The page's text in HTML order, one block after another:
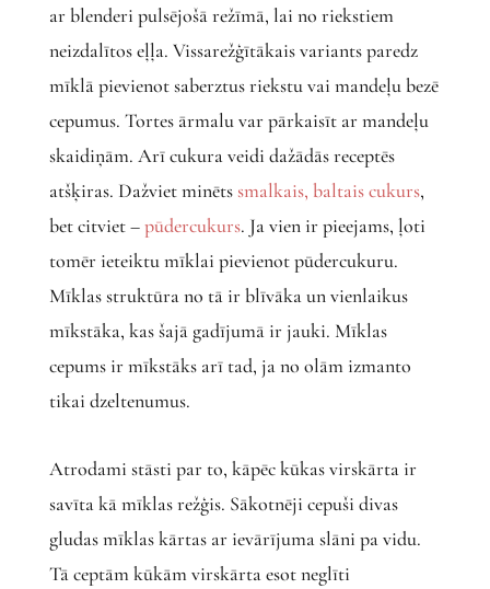
ar blenderi pulsējošā režīmā, lai no riekstiem
neizdalītos eļļa. Vissarežģītākais variants paredz
mīklā pievienot saberztus riekstu vai mandeļu bezē
cepumus. Tortes ārmalu var pārkaisīt ar mandeļu
skaidiņām. Arī cukura veidi dažādās receptēs
atšķiras. Dažviet minētssmalkais, baltais cukurs,
bet citviet –pūdercukurs. Ja vien ir pieejams, ļoti
tomēr ieteiktu mīklai pievienot pūdercukuru.
Mīklas struktūra no tā ir blīvāka un vienlaikus
mīkstāka, kas šajā gadījumā ir jauki. Mīklas
cepums ir mīkstāks arī tad, ja no olām izmanto
tikai dzeltenumus.
Atrodami stāsti par to, kāpēc kūkas virskārta ir
savīta kā mīklas režģis. Sākotnēji cepuši divas
gludas mīklas kārtas ar ievārījuma slāni pa vidu.
Tā ceptām kūkām virskārta esot neglīti